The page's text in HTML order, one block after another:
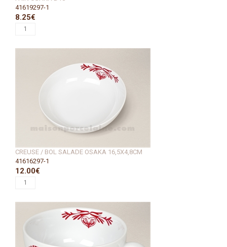
41619297-1
8.25€
CREUSE / BOL SALADE OSAKA 16,5X4,8CM
41616297-1
12.00€